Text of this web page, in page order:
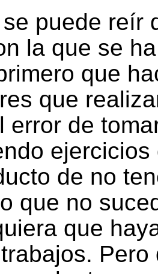
puede reír
la que se
que
que
error de
de no
que no
que